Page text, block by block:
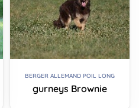
BERGER ALLEMAND POIL LONG
gurneys Brownie